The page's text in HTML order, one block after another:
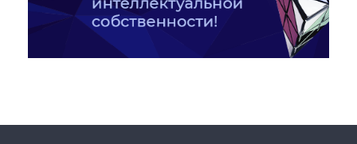
Образование
Издательское дело